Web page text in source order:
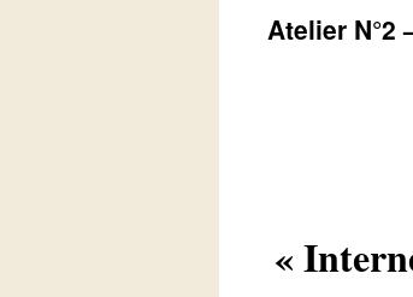
Atelier N°2
«